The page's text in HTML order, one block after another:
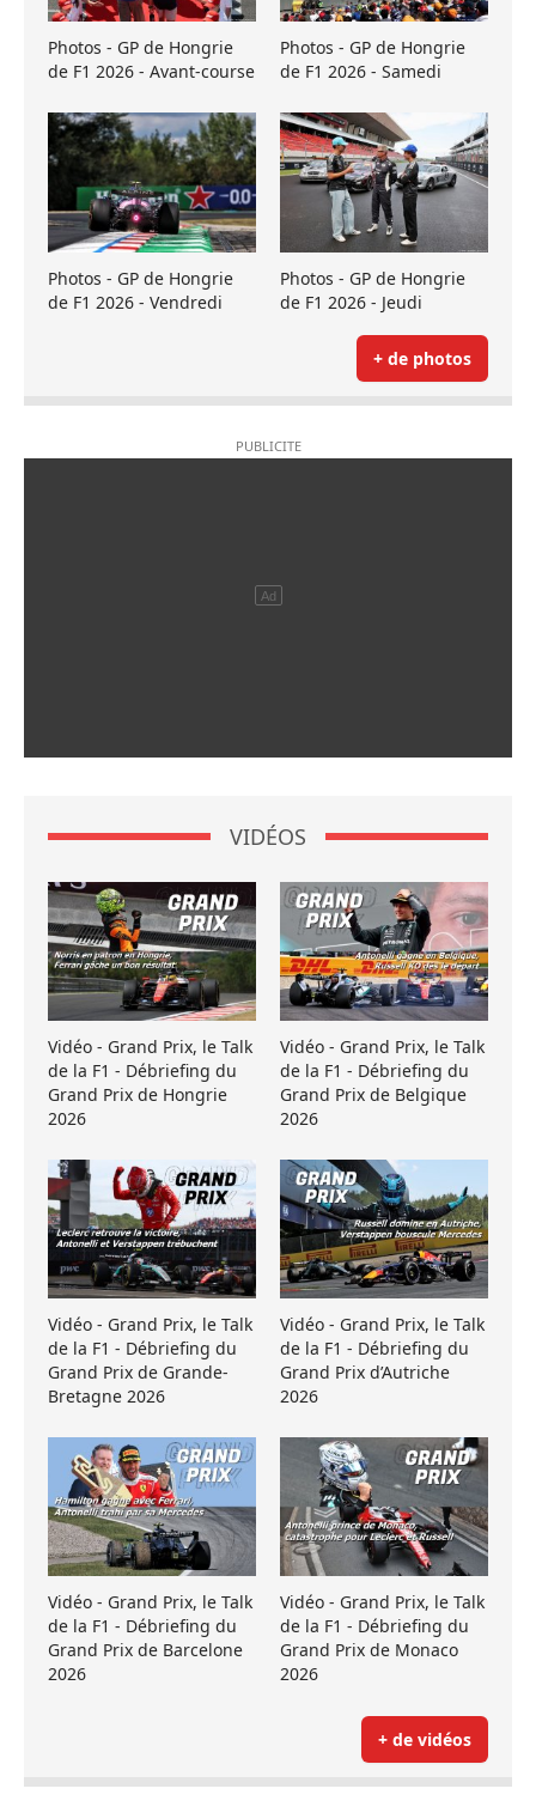
Photos - GP de Hongrie
de F1 2026 - Avant-course
Photos - GP de Hongrie
de F1 2026 - Samedi
Photos - GP de Hongrie
de F1 2026 - Vendredi
Photos - GP de Hongrie
de F1 2026 - Jeudi
+ de photos
VIDÉOS
Vidéo - Grand Prix, le Talk
de la F1 - Débriefing du
Grand Prix de Hongrie
2026
Vidéo - Grand Prix, le Talk
de la F1 - Débriefing du
Grand Prix de Belgique
2026
Vidéo - Grand Prix, le Talk
de la F1 - Débriefing du
Grand Prix de Grande-
Bretagne 2026
Vidéo - Grand Prix, le Talk
de la F1 - Débriefing du
Grand Prix d’Autriche
2026
Vidéo - Grand Prix, le Talk
de la F1 - Débriefing du
Grand Prix de Barcelone
2026
Vidéo - Grand Prix, le Talk
de la F1 - Débriefing du
Grand Prix de Monaco
2026
+ de vidéos